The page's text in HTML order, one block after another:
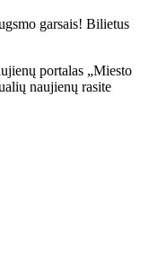
garsais! Bilietus
portalas „Miesto
naujienų rasite